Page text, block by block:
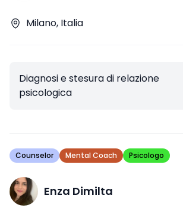
Milano, Italia
Diagnosi e stesura di relazione
psicologica
Counselor Mental Coach Psicologo
Enza Dimilta